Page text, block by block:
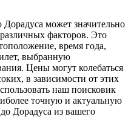
может значительно
факторов. Это
время года,
выбранную
Цены могут колебаться
в зависимости от этих
наш поисковик
точную и актуальную
Дорадуса из вашего